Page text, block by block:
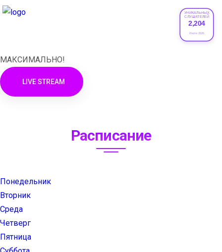
УНИКАЛЬНЫХ
СЛУШАТЕЛЕЙ
2,204
Июле 2026
МАКСИМАЛЬНО!
LIVE STREAM
Расписание
Понедельник
Вторник
Среда
Четверг
Пятница